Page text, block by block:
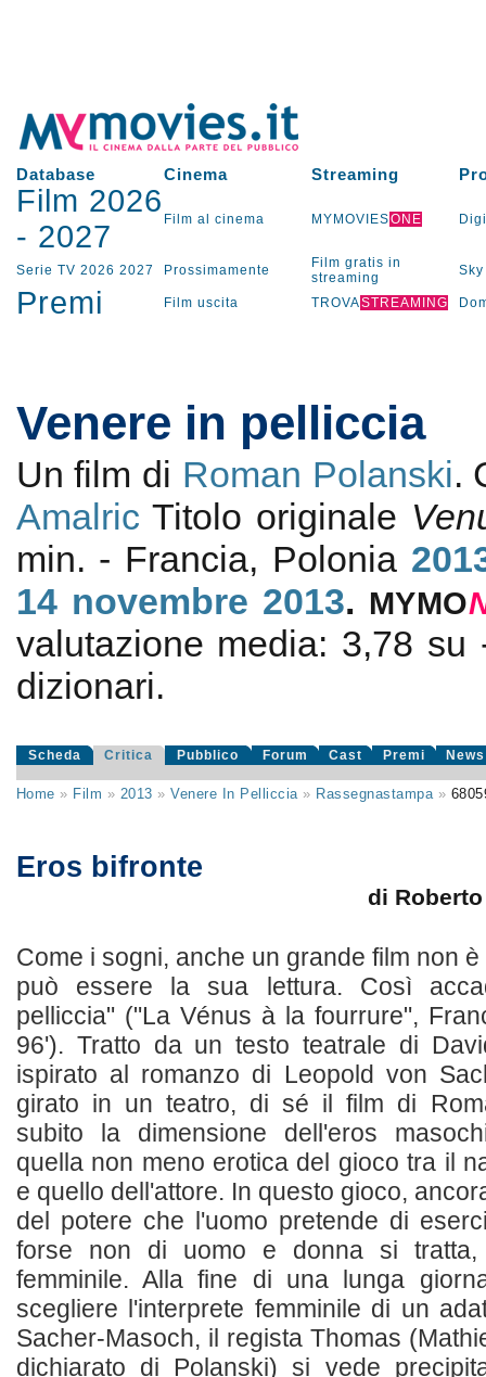
Database Cinema Streaming
Film 2026
- 2027 Film al cinema MYMOVIESONE
Serie TV 2026 2027 Prossimamente
Film gratis in
streaming
Sky
Premi Film uscita TROVASTREAMING
Venere in pelliccia
Un film di Roman Polanski.
Amalric Titolo originale
min. - Francia, Polonia
14 novembre 2013. MYMO
valutazione media: 3,78 su
dizionari.
Scheda Critica Pubblico Forum Cast Premi News
Home » Film » 2013 »Venere In Pelliccia» Rassegnastampa»
Eros bifronte
di
Come i sogni, anche un grande film non
può essere la sua lettura. Così
pelliccia" ("La Vénus à la fourrure",
96'). Tratto da un testo teatrale di
ispirato al romanzo di Leopold von
girato in un teatro, di sé il film di
subito la dimensione dell'eros
quella non meno erotica del gioco tra il
e quello dell'attore. In questo gioco,
del potere che l'uomo pretende di
forse non di uomo e donna si
femminile. Alla fine di una lunga
scegliere l'interprete femminile di un
Sacher-Masoch, il regista Thomas
dichiarato di Polanski) si vede